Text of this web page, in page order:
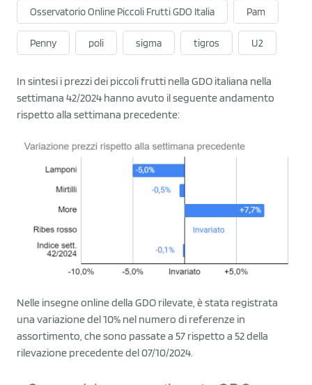
Osservatorio Online Piccoli Frutti GDO Italia Pam
Penny poli sigma tigros U2
In sintesi i prezzi dei piccoli frutti nella GDO italiana nella
settimana 42/2024 hanno avuto il seguente andamento
rispetto alla settimana precedente:
Nelle insegne online della GDO rilevate, è stata registrata
una variazione del 10% nel numero di referenze in
assortimento, che sono passate a 57 rispetto a 52 della
rilevazione precedente del 07/10/2024.